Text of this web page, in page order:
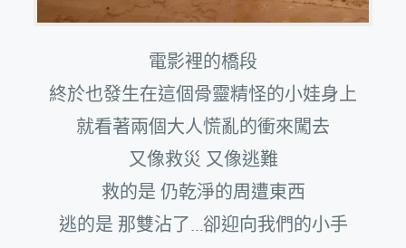
電影裡的橋段
終於也發生在這個骨靈精怪的小娃身上
就看著兩個大人慌亂的衝來闖去
又像救災 又像逃難
救的是 仍乾淨的周遭東西
逃的是 那雙沾了…卻迎向我們的小手